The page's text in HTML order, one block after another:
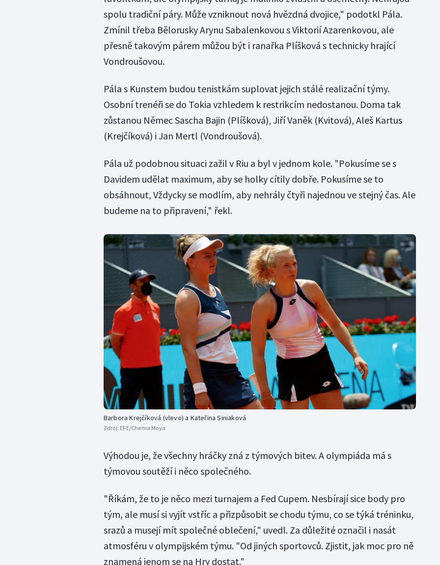
spolu tradiční páry. Může vzniknout nová hvězdná dvojice," podotkl Pála.
Zmínil třeba Bělorusky Arynu Sabalenkovou s Viktorií Azarenkovou, ale
přesně takovým párem můžou být i ranařka Plíšková s technicky hrající
Vondroušovou.
Pála s Kunstem budou tenistkám suplovat jejich stálé realizační týmy.
Osobní trenéři se do Tokia vzhledem k restrikcím nedostanou. Doma tak
zůstanou Němec Sascha Bajin (Plíšková), Jiří Vaněk (Kvitová), Aleš Kartus
(Krejčíková) i Jan Mertl (Vondroušová).
Pála už podobnou situaci zažil v Riu a byl v jednom kole. "Pokusíme se s
Davidem udělat maximum, aby se holky cítily dobře. Pokusíme se to
obsáhnout, Vždycky se modlím, aby nehrály čtyři najednou ve stejný čas. Ale
budeme na to připravení," řekl.
Barbora Krejčíková (vlevo) a Kateřina Siniaková
Zdroj: EFE/Chema Moya
Výhodou je, že všechny hráčky zná z týmových bitev. A olympiáda má s
týmovou soutěží i něco společného.
"Říkám, že to je něco mezi turnajem a Fed Cupem. Nesbírají sice body pro
tým, ale musí si vyjít vstříc a přizpůsobit se chodu týmu, co se týká tréninku,
srazů a musejí mít společné oblečení," uvedl. Za důležité označil i nasát
atmosféru v olympijském týmu. "Od jiných sportovců. Zjistit, jak moc pro ně
znamená jenom se na Hry dostat."